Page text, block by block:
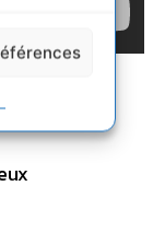
2020